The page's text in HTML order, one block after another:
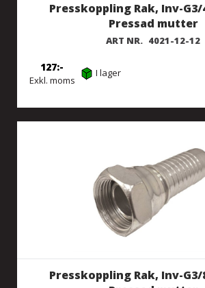
Presskoppling Rak, Inv-
Pressad mutter
ART NR. 4021-12-12
Exkl. moms
127 I lager
Presskoppling Rak, Inv-